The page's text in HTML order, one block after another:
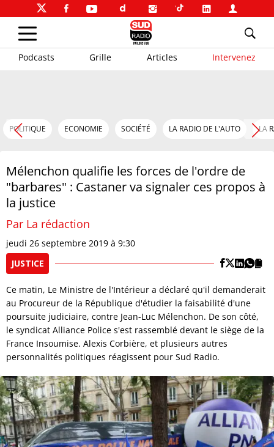
Podcasts Grille Articles Intervenez
POLITIQUE ECONOMIE SOCIÉTÉ LA RADIO DE L'AUTO LA
Mélenchon qualifie les forces de l'ordre de
"barbares" : Castaner va signaler ces propos à
la justice
Par La rédaction
jeudi 26 septembre 2019 à 9:30
JUSTICE
Ce matin, Le Ministre de l'Intérieur a déclaré qu'il demanderait
au Procureur de la République d'étudier la faisabilité d'une
poursuite judiciaire, contre Jean-Luc Mélenchon. De son côté,
le syndicat Alliance Police s'est rassemblé devant le siège de la
France Insoumise. Alexis Corbière, et plusieurs autres
personnalités politiques réagissent pour Sud Radio.